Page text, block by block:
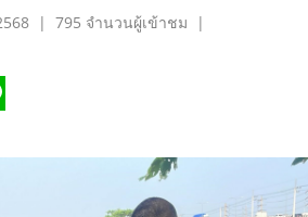
| 795 จำนวนผู้เข้าชม |